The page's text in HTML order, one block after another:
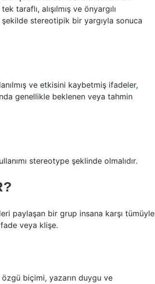
taraflı, alışılmış ve önyargılı
stereotipik bir yargıyla sonuca
ve etkisini kaybetmiş ifadeler,
genellikle beklenen veya tahmin
stereotype şeklinde olmalıdır.
paylaşan bir grup insana karşı tümüyle
veya klişe.
biçimi, yazarın duygu ve